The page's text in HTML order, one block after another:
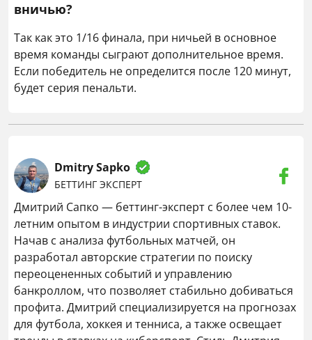
вничью?
Так как это 1/16 финала, при ничьей в основное
время команды сыграют дополнительное время.
Если победитель не определится после 120 минут,
будет серия пенальти.
Dmitry Sapko
БЕТТИНГ ЭКСПЕРТ
Дмитрий Сапко — беттинг-эксперт с более чем 10-
летним опытом в индустрии спортивных ставок.
Начав с анализа футбольных матчей, он
разработал авторские стратегии по поиску
переоцененных событий и управлению
банкроллом, что позволяет стабильно добиваться
профита. Дмитрий специализируется на прогнозах
для футбола, хоккея и тенниса, а также освещает